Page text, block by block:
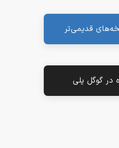
قدیمی‌تر
در گوگل پلی